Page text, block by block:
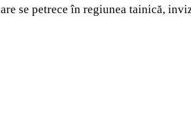
se petrece în regiunea tainică,